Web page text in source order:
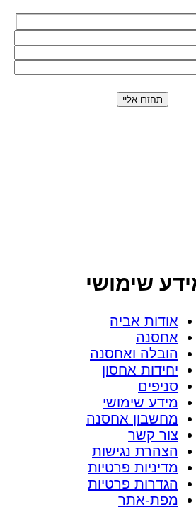
שימושי
אודות אביה
אחסנה
הובלה ואחסנה
יחידות אחסון
סניפים
מידע שימושי
מחשבון אחסנה
צור קשר
הצהרת נגישות
מדיניות פרטיות
הגדרות פרטיות
מפת-אתר